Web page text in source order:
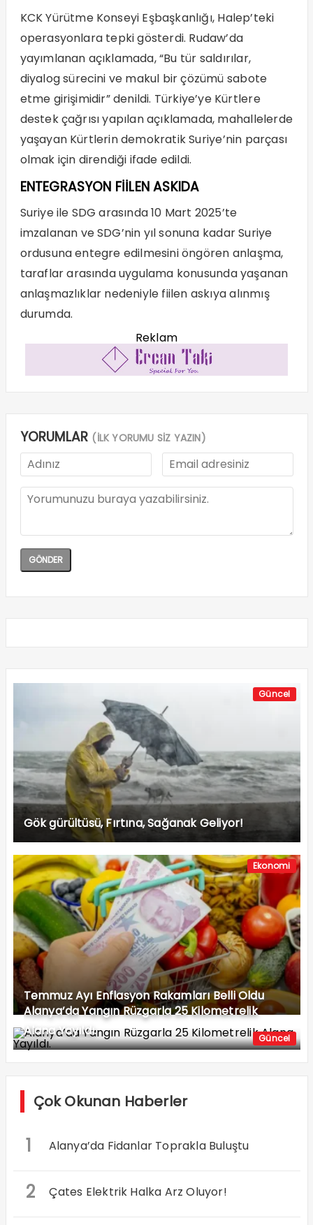
KCK Yürütme Konseyi Eşbaşkanlığı, Halep’teki
operasyonlara tepki gösterdi. Rudaw’da
yayımlanan açıklamada, “Bu tür saldırılar,
diyalog sürecini ve makul bir çözümü sabote
etme girişimidir” denildi. Türkiye’ye Kürtlere
destek çağrısı yapılan açıklamada, mahallelerde
yaşayan Kürtlerin demokratik Suriye’nin parçası
olmak için direndiği ifade edildi.
ENTEGRASYON FİİLEN ASKIDA
Suriye ile SDG arasında 10 Mart 2025’te
imzalanan ve SDG’nin yıl sonuna kadar Suriye
ordusuna entegre edilmesini öngören anlaşma,
taraflar arasında uygulama konusunda yaşanan
anlaşmazlıklar nedeniyle fiilen askıya alınmış
durumda.
Reklam
YORUMLAR (İLK YORUMU SİZ YAZIN)
Güncel
Gök gürültüsü, Fırtına, Sağanak Geliyor!
Ekonomi
Temmuz Ayı Enflasyon Rakamları Belli Oldu
Güncel
Alanya’da Yangın Rüzgarla 25 Kilometrelik
Alana Yayıldı.
Çok Okunan Haberler
1 Alanya’da Fidanlar Toprakla Buluştu
2 Çates Elektrik Halka Arz Oluyor!